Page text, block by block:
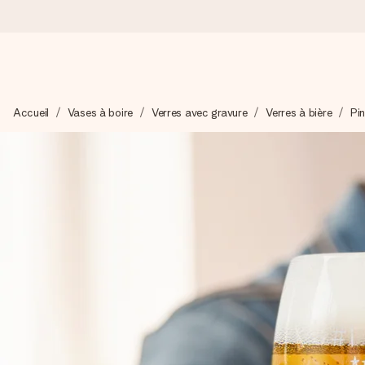
Nous préparons votre cadeau avec attention et l’envoyons
Nos cadeaux sont appréciés. Les clients nous attribuent
Créez quelque chose d’unique en quelques étapes – avec
Accueil Vases à boire Verres avec gravure Verres à bière